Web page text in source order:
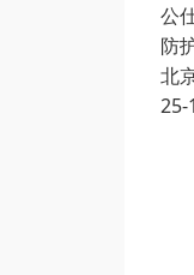
公
防
北
25-